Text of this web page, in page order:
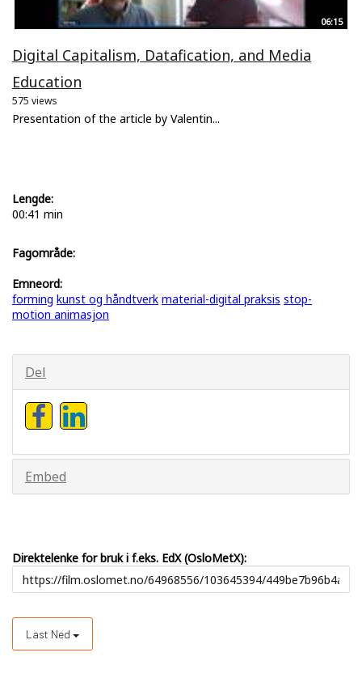
06:15
Digital Capitalism, Datafication, and Media
Education
575 views
Presentation of the article by Valentin...
Lengde:
00:41 min
Fagområde:
Emneord:
forming kunst og håndtverk material-digital praksis stop-
motion animasjon
Del
Embed
Direktelenke for bruk i f.eks. EdX (OsloMetX):
Last Ned